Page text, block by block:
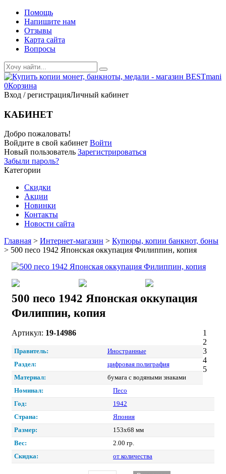
Помощь
Напишите нам
Отзывы
Карта сайта
Вопросы
0Корзина
Вход / регистрацияЛичный кабинет
КАБИНЕТ
Добро пожаловать!
Войдите в свой кабинет Войти
Новый пользователь Зарегистрироваться
Забыли пароль?
Категории
Скидки
Акции
Новинки
Контакты
Новости сайта
Главная > Интернет-магазин > Купюры, копии банкнот, боны
> 500 песо 1942 Японская оккупация Филиппин, копия
500 песо 1942 Японская оккупация
Филиппин, копия
1
2
3
4
5
Артикул: 19-14986
Правитель:
Иностранные
Раздел:
цифровая полиграфия
Материал:
бумага с водяными знаками
Номинал:
Песо
Год:
1942
Страна:
Япония
Размер:
153х68 мм
Вес:
2.00 гр.
Скидка:
от количества